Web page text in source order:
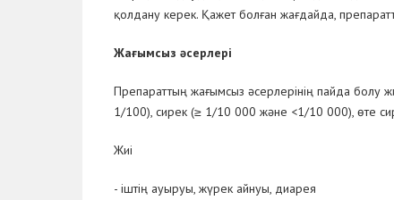
қолдану керек. Қажет болған жағдайда,
Жағымсыз әсерлері
Препараттың жағымсыз әсерлерінің пайда болу
1/100), сирек (≥ 1/10 000 және <1/10 000), өте
Жиі
- іштің ауыруы, жүрек айнуы, диарея